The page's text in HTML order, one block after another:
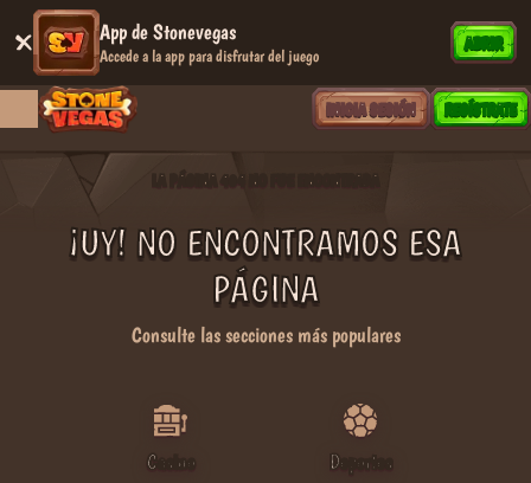
App de Stonevegas
Accede a la app para disfrutar del juego
ABRIR
INICIA SESIÓN REGÍSTRATE
LA PÁGINA 404 NO FUE ENCONTRADA
¡UY! NO ENCONTRAMOS ESA
PÁGINA
Consulte las secciones más populares
Casino Deportes